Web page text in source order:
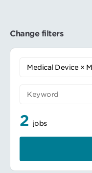
リー
国商
関係
間
ラム
事業
部門
リ
保
ー
与
提
Change filters
2 jobs